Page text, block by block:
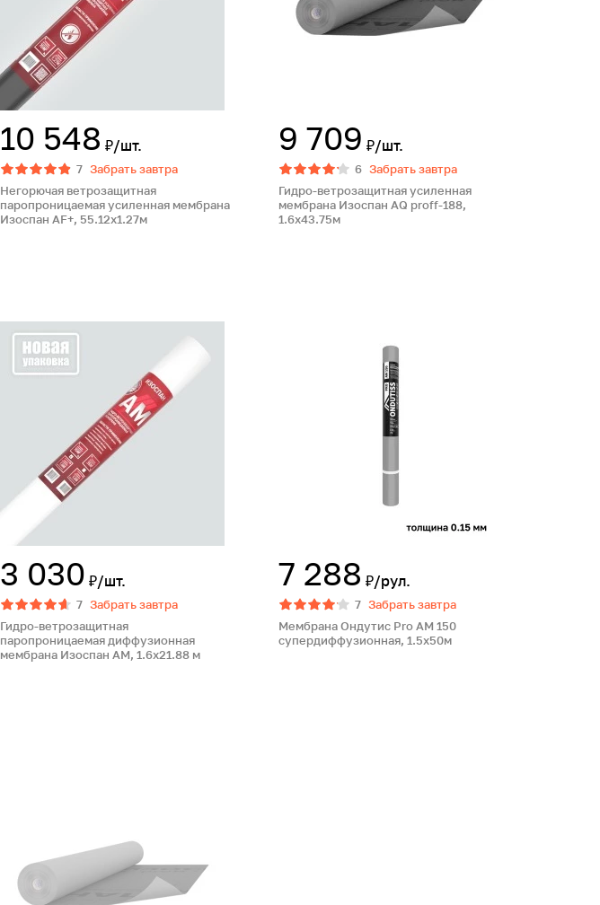
10 548 ₽/шт.
7 Забрать завтра
Негорючая ветрозащитная
паропроницаемая усиленная мембрана
Изоспан AF+, 55.12х1.27м
9 709 ₽/шт.
6 Забрать завтра
Гидро-ветрозащитная усиленная
мембрана Изоспан AQ proff-188,
1.6х43.75м
3 030 ₽/шт.
7 Забрать завтра
Гидро-ветрозащитная
паропроницаемая диффузионная
мембрана Изоспан АМ, 1.6х21.88 м
7 288 ₽/рул.
7 Забрать завтра
Мембрана Ондутис Pro AM 150
супердиффузионная, 1.5х50м